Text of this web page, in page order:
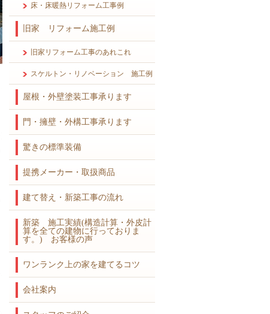
床・床暖熱リフォーム工事例
旧家 リフォーム施工例
旧家リフォーム工事のあれこれ
スケルトン・リノベーション 施工例
屋根・外壁塗装工事承ります
門・擁壁・外構工事承ります
驚きの標準装備
提携メーカー・取扱商品
建て替え・新築工事の流れ
新築 施工実績(構造計算・外皮計
算を全ての建物に行っておりま
す。) お客様の声
ワンランク上の家を建てるコツ
会社案内